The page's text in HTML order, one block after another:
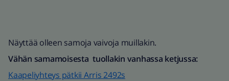
Näyttää olleen samoja vaivoja muillakin.
Vähän samamoisesta tuollakin vanhassa ketjussa:
Kaapeliyhteys pätkii Arris 2492s